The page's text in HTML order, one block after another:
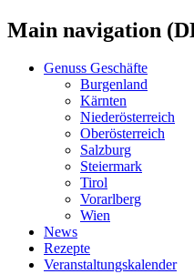
Main navigation
Genuss Geschäfte
Burgenland
Kärnten
Niederösterreich
Oberösterreich
Salzburg
Steiermark
Tirol
Vorarlberg
Wien
News
Rezepte
Veranstaltungskalender